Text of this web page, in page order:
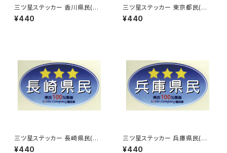
三ツ星ステッカー 香川県民(ピ
ンク)
¥440
三ツ星ステッカー 東京都民(ピ
ンク)
¥440
三ツ星ステッカー 長崎県民(ブ
ルー)
¥440
三ツ星ステッカー 兵庫県民(ブ
ルー)
¥440